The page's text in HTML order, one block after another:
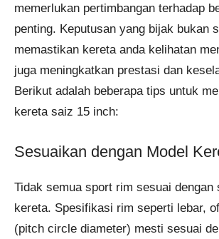
memerlukan pertimbangan terhadap
penting. Keputusan yang bijak bukan
memastikan kereta anda kelihatan
juga meningkatkan prestasi dan
Berikut adalah beberapa tips untuk
kereta saiz 15 inch:
Sesuaikan dengan Model
Tidak semua sport rim sesuai dengan
kereta. Spesifikasi rim seperti lebar,
(pitch circle diameter) mesti sesuai